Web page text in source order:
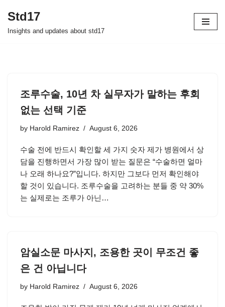
Skip
Std17
Insights and updates about std17
조루수술, 10년 차 실무자가 말하는 후회
없는 선택 기준
by Harold Ramirez August 6, 2026
수술 전에 반드시 확인할 세 가지 숫자 제가 병원에서 상
담을 진행하면서 가장 많이 받는 질문은 “수술하면 얼마
나 오래 하나요?”입니다. 하지만 그보다 먼저 확인해야
할 것이 있습니다. 조루수술을 고려하는 분들 중 약 30%
는 실제로는 조루가 아닌…
암실소문 마사지, 조용한 곳이 무조건 좋
은 건 아닙니다
by Harold Ramirez August 6, 2026